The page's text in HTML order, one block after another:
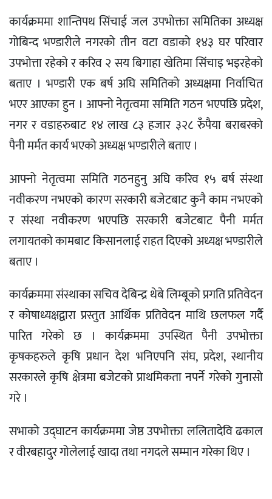
कार्यक्रममा शान्तिपथ सिंचाई जल उपभोक्ता समितिका अध्यक्ष
गोबिन्द भण्डारीले नगरको तीन वटा वडाको १४३ घर परिवार
उपभोत्ता रहेको र करिव २ सय बिगाहा खेतिमा सिंचाइ भइरहेको
बताए । भण्डारी एक बर्ष अघि समितिको अध्यक्षमा निर्वाचित
भएर आएका हुन । आफ्नो नेतृत्वमा समिति गठन भएपछि प्रदेश,
नगर र वडाहरुबाट १४ लाख ८३ हजार ३२८ रुँपैया बराबरको
पैनी मर्मत कार्य भएको अध्यक्ष भण्डारीले बताए ।
आफ्नो नेतृत्वमा समिति गठनहुनु अघि करिव १५ बर्ष संस्था
नवीकरण नभएको कारण सरकारी बजेटबाट कुनै काम नभएको
र संस्था नवीकरण भएपछि सरकारी बजेटबाट पैनी मर्मत
लगायतको कामबाट किसानलाई राहत दिएको अध्यक्ष भण्डारीले
बताए ।
कार्यक्रममा संस्थाका सचिव देबिन्द्र थेबे लिम्बूको प्रगति प्रतिवेदन
र कोषाध्यक्षद्वारा प्रस्तुत आर्थिक प्रतिवेदन माथि छलफल गर्दै
पारित गरेको छ । कार्यक्रममा उपस्थित पैनी उपभोक्ता
कृषकहरुले कृषि प्रधान देश भनिएपनि संघ, प्रदेश, स्थानीय
सरकारले कृषि क्षेत्रमा बजेटको प्राथमिकता नपर्ने गरेको गुनासो
गरे ।
सभाको उद्घाटन कार्यक्रममा जेष्ठ उपभोक्ता ललितादेवि ढकाल
र वीरबहादुर गोलेलाई खादा तथा नगदले सम्मान गरेका थिए ।